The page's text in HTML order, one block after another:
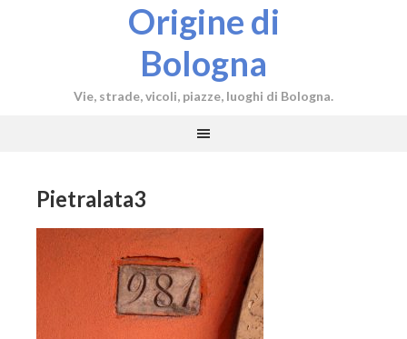
Origine di
Bologna
Vie, strade, vicoli, piazze, luoghi di Bologna.
Pietralata3